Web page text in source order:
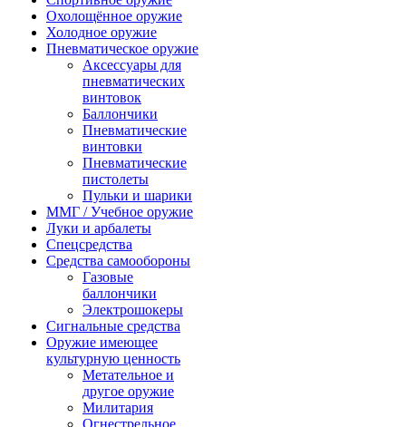
Охолощённое оружие
Холодное оружие
Пневматическое оружие
Аксессуары для
пневматических
винтовок
Баллончики
Пневматические
винтовки
Пневматические
пистолеты
Пульки и шарики
ММГ / Учебное оружие
Луки и арбалеты
Спецсредства
Средства самообороны
Газовые
баллончики
Электрошокеры
Сигнальные средства
Оружие имеющее
культурную ценность
Метательное и
другое оружие
Милитария
Огнестрельное